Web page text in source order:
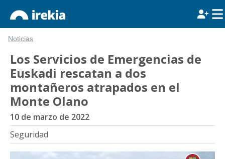
Noticias
Los Servicios de Emergencias de
Euskadi rescatan a dos
montañeros atrapados en el
Monte Olano
10 de marzo de 2022
Seguridad